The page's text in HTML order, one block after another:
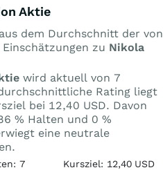
Aktie
dem Durchschnitt der von
zu Nikola
wird aktuell von 7
Rating liegt
bei 12,40 USD. Davon
% Halten und 0 %
eine neutrale
7 Kursziel: 12,40 USD